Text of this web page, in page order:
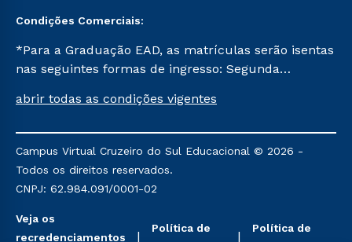
Condições Comerciais:
*Para a Graduação EAD, as matrículas serão isentas
nas seguintes formas de ingresso: Segunda
Já para as demais, a taxa de matrícula será de R$
mencionadas são referentes aos cursos: Ensino
Religioso, Geografia para a Docência e Metodologia
do Ensino de História: Questões Atuais.
abrir todas as condições vigentes
Campus Virtual Cruzeiro do Sul Educacional © 2026 -
Todos os direitos reservados.
CNPJ: 62.984.091/0001-02
Veja os
recredenciamentos
Política de
Política de